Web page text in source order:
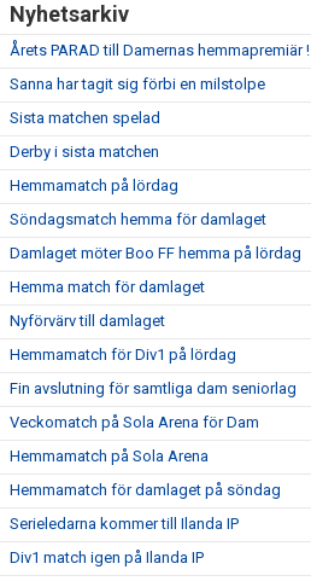
Nyhetsarkiv
Årets PARAD till Damernas hemmapremiär !
Sanna har tagit sig förbi en milstolpe
Sista matchen spelad
Derby i sista matchen
Hemmamatch på lördag
Söndagsmatch hemma för damlaget
Damlaget möter Boo FF hemma på lördag
Hemma match för damlaget
Nyförvärv till damlaget
Hemmamatch för Div1 på lördag
Fin avslutning för samtliga dam seniorlag
Veckomatch på Sola Arena för Dam
Hemmamatch på Sola Arena
Hemmamatch för damlaget på söndag
Serieledarna kommer till Ilanda IP
Div1 match igen på Ilanda IP